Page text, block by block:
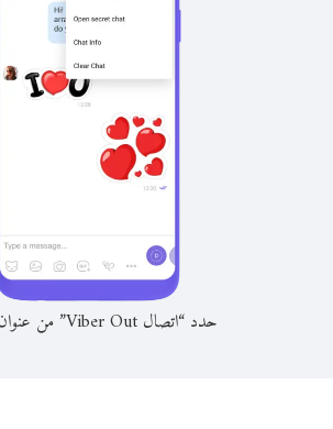
حدد “اتصال Viber Out” من عنوان المحادثة